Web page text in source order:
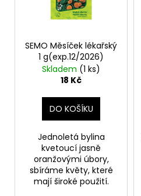
SEMO Měsíček lékařský
1 g(exp.12/2026)
Skladem (1 ks)
18 Kč
DO KOŠÍKU
Jednoletá bylina
kvetoucí jasně
oranžovými úbory,
sbíráme květy, které
mají široké použití.
ONTARIO
ADULT
MONOPROTEIN
BATÁTY